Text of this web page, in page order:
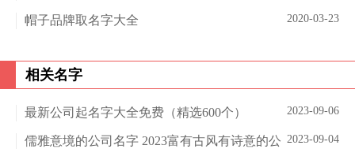
2020-03-23
帽子品牌取名字大全
相关名字
2023-09-06
最新公司起名字大全免费（精选600个）
2023-09-04
儒雅意境的公司名字 2023富有古风有诗意的公